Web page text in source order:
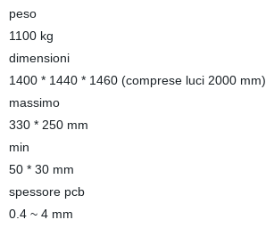
peso
1100 kg
dimensioni
1400 * 1440 * 1460 (comprese luci 2000 mm)
massimo
330 * 250 mm
min
50 * 30 mm
spessore pcb
0.4 ~ 4 mm